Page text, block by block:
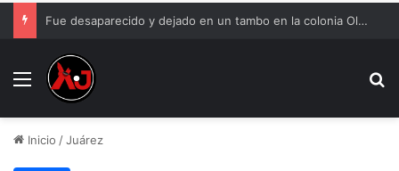
Fue desaparecido y dejado en un tambo en la colonia Olivia Espinoza
Menu
Inicio /Juárez